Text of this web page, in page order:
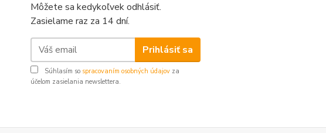
Môžete sa kedykoľvek odhlásiť.
Zasielame raz za 14 dní.
Prihlásiť sa
Súhlasím so spracovaním osobných údajov za
účelom zasielania newslettera.